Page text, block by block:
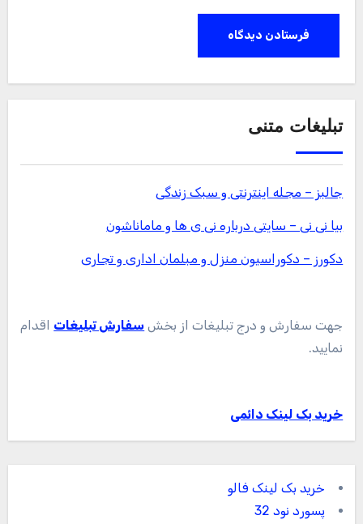
تبلیغات متنی
جالبز – مجله اینترنتی و سبک زندگی
بیا نی نی – سایتی درباره نی ی ها و ماماناشون
دکورز – دکوراسیون منزل و مبلمان اداری و تجاری
جهت سفارش و درج تبلیغات از بخش سفارش تبلیغات اقدام
نمایید.
خرید بک لینک دائمی
خرید بک لینک فالو
پسورد نود 32